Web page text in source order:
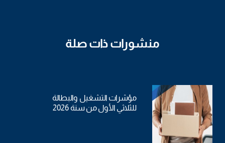
منشورات ذات صلة
مؤشرات التشغيل والبطالة
للثلاثي الأول من سنة 2026